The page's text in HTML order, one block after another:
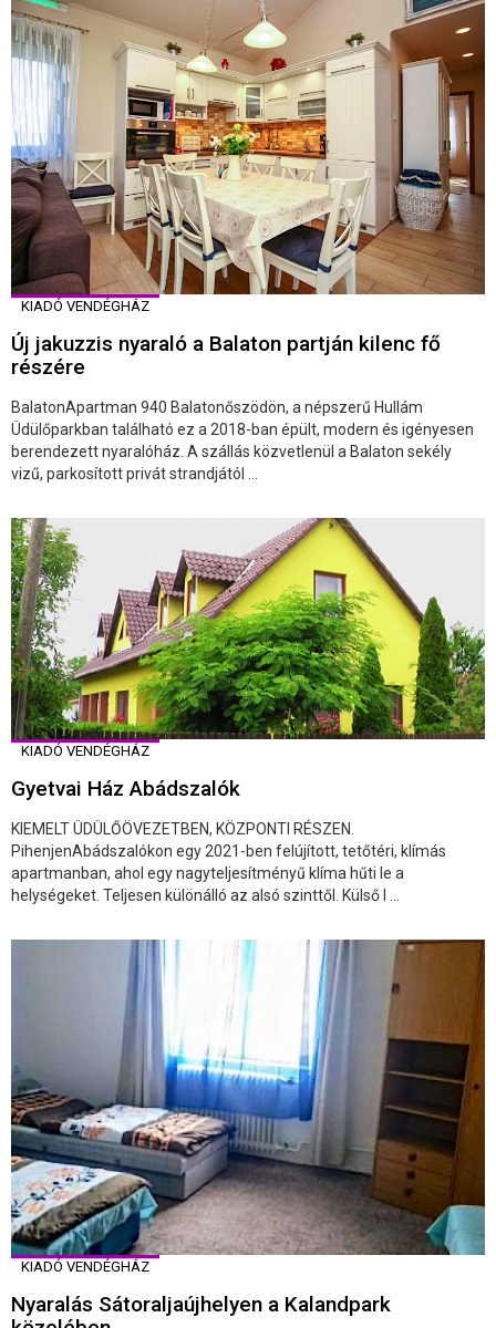
KIADÓ VENDÉGHÁZ
Új jakuzzis nyaraló a Balaton partján kilenc fő
részére
BalatonApartman 940 Balatonőszödön, a népszerű Hullám
Üdülőparkban található ez a 2018-ban épült, modern és igényesen
berendezett nyaralóház. A szállás közvetlenül a Balaton sekély
vizű, parkosított privát strandjától ...
KIADÓ VENDÉGHÁZ
Gyetvai Ház Abádszalók
KIEMELT ÜDÜLŐÖVEZETBEN, KÖZPONTI RÉSZEN.
PihenjenAbádszalókon egy 2021-ben felújított, tetőtéri, klímás
apartmanban, ahol egy nagyteljesítményű klíma hűti le a
helységeket. Teljesen különálló az alsó szinttől. Külső l ...
KIADÓ VENDÉGHÁZ
Nyaralás Sátoraljaújhelyen a Kalandpark